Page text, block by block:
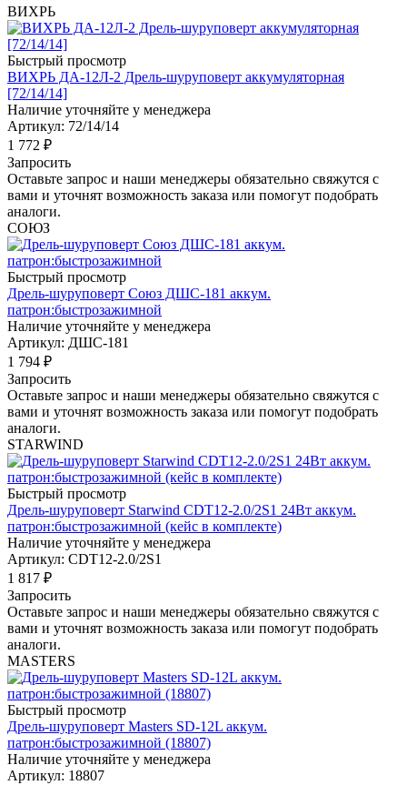
ВИХРЬ
Быстрый просмотр
ВИХРЬ ДА-12Л-2 Дрель-шуруповерт аккумуляторная
[72/14/14]
Наличие уточняйте у менеджера
Артикул: 72/14/14
1 772 ₽
Запросить
Оставьте запрос и наши менеджеры обязательно свяжутся с
вами и уточнят возможность заказа или помогут подобрать
аналоги.
СОЮЗ
Быстрый просмотр
Дрель-шуруповерт Союз ДШС-181 аккум.
патрон:быстрозажимной
Наличие уточняйте у менеджера
Артикул: ДШС-181
1 794 ₽
Запросить
Оставьте запрос и наши менеджеры обязательно свяжутся с
вами и уточнят возможность заказа или помогут подобрать
аналоги.
STARWIND
Быстрый просмотр
Дрель-шуруповерт Starwind CDT12-2.0/2S1 24Вт аккум.
патрон:быстрозажимной (кейс в комплекте)
Наличие уточняйте у менеджера
Артикул: CDT12-2.0/2S1
1 817 ₽
Запросить
Оставьте запрос и наши менеджеры обязательно свяжутся с
вами и уточнят возможность заказа или помогут подобрать
аналоги.
MASTERS
Быстрый просмотр
Дрель-шуруповерт Masters SD-12L аккум.
патрон:быстрозажимной (18807)
Наличие уточняйте у менеджера
Артикул: 18807